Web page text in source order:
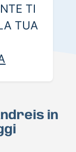
TI
TUA
in